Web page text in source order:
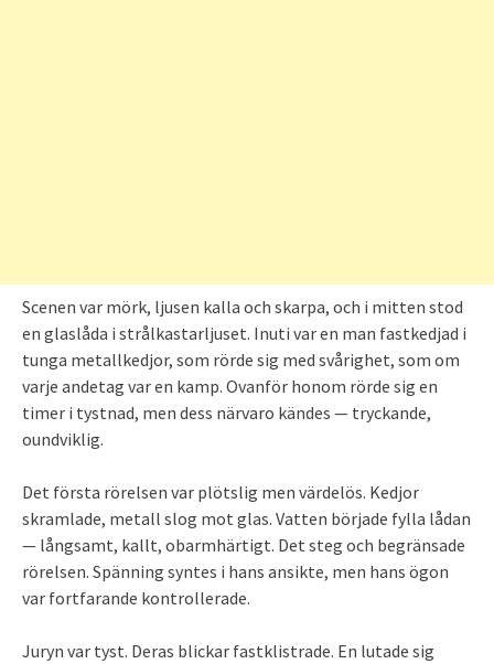
Scenen var mörk, ljusen kalla och skarpa, och i mitten stod
en glaslåda i strålkastarljuset. Inuti var en man fastkedjad i
tunga metallkedjor, som rörde sig med svårighet, som om
varje andetag var en kamp. Ovanför honom rörde sig en
timer i tystnad, men dess närvaro kändes — tryckande,
oundviklig.
Det första rörelsen var plötslig men värdelös. Kedjor
skramlade, metall slog mot glas. Vatten började fylla lådan
— långsamt, kallt, obarmhärtigt. Det steg och begränsade
rörelsen. Spänning syntes i hans ansikte, men hans ögon
var fortfarande kontrollerade.
Juryn var tyst. Deras blickar fastklistrade. En lutade sig